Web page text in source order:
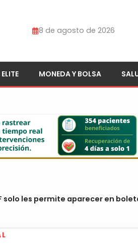
8 de agosto de 2026
ELITE MONEDA Y BOLSA
solo les permite aparecer en